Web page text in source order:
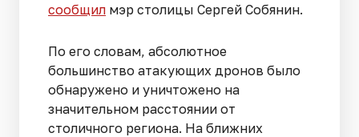
сообщил мэр столицы Сергей Собянин.
По его словам, абсолютное
большинство атакующих дронов было
обнаружено и уничтожено на
значительном расстоянии от
столичного региона. На ближних